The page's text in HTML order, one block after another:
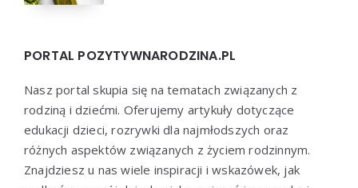
PORTAL POZYTYWNARODZINA.PL
Nasz portal skupia się na tematach związanych z
rodziną i dziećmi. Oferujemy artykuły dotyczące
edukacji dzieci, rozrywki dla najmłodszych oraz
różnych aspektów związanych z życiem rodzinnym.
Znajdziesz u nas wiele inspiracji i wskazówek, jak